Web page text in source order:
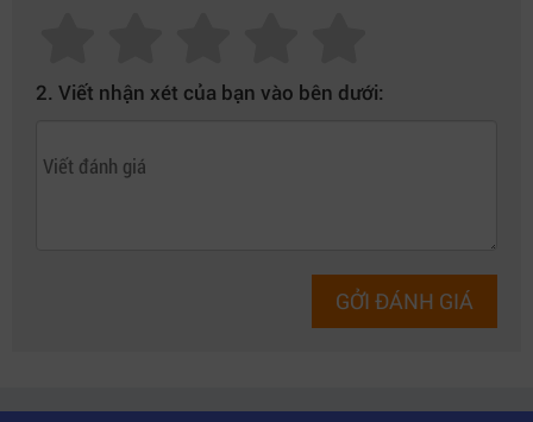
2. Viết nhận xét của bạn vào bên dưới:
GỞI ĐÁNH GIÁ